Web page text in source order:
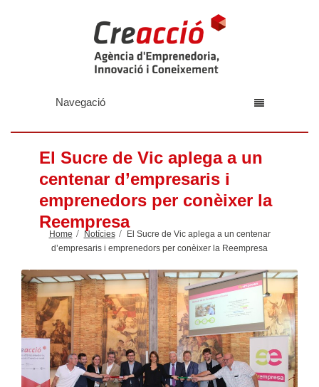
Navegació
El Sucre de Vic aplega a un
centenar d’empresaris i
emprenedors per conèixer la
Reempresa
Home Notícies
El Sucre de Vic aplega a un centenar
d’empresaris i emprenedors per conèixer la Reempresa